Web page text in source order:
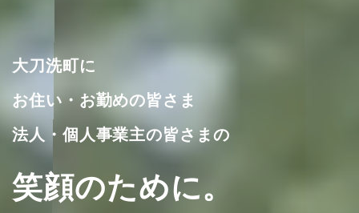
大刀洗町に
お住い・お勤めの皆さま
法人・個人事業主の皆さまの
笑顔のために。